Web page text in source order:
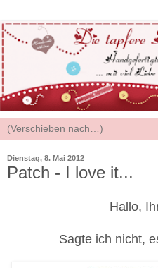
Dienstag, 8. Mai 2012
Patch - I love it...
Hallo,
Sagte ich nicht,